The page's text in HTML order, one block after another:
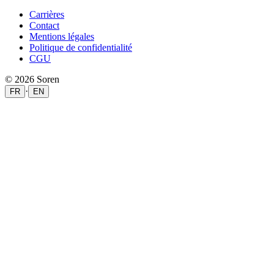
Carrières
Contact
Mentions légales
Politique de confidentialité
CGU
© 2026 Soren
FR · EN